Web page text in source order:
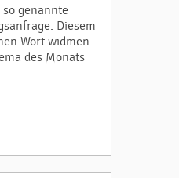
genannte
Diesem
Wort widmen
des Monats